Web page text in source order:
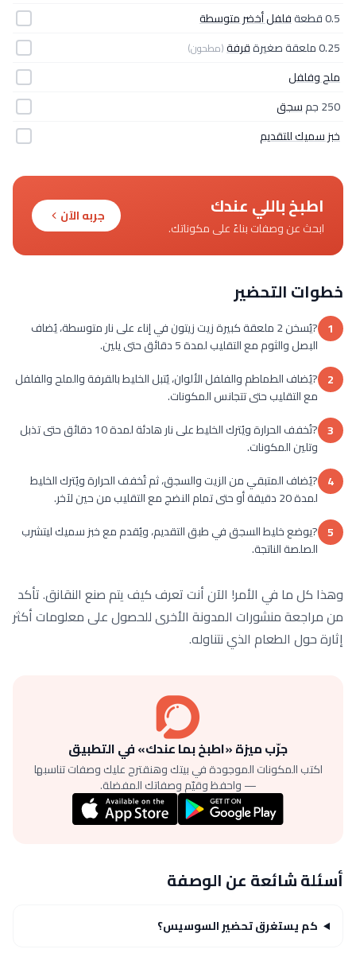
0.5 قطعة
فلفل أخضر متوسطة
0.25 ملعقة صغيرة
قرفة(مطحون)
ملح وفلفل
250 جم
سجق
خبز سميك للتقديم
اطبخ باللي عندك
ابحث عن وصفات بناءً على مكوناتك.
جربه الآن
خطوات التحضير
1
?يُسخن 2 ملعقة كبيرة زيت زيتون في إناء على نار متوسطة، يُضاف
البصل والثوم مع التقليب لمدة 5 دقائق حتى يلين.
2 ?يُضاف الطماطم والفلفل الألوان، يُتبل الخليط بالقرفة والملح والفلفل
مع التقليب حتى تتجانس المكونات.
3
?تُخفف الحرارة ويُترك الخليط على نار هادئة لمدة 10 دقائق حتى تذبل
وتلين المكونات.
4 ?يُضاف المتبقي من الزيت والسجق، ثم تُخفف الحرارة ويُترك الخليط
لمدة 20 دقيقة أو حتى تمام النضج مع التقليب من حين لآخر.
5 ?يوضع خليط السجق في طبق التقديم، ويُقدم مع خبز سميك ليتشرب
الصلصة الناتجة.
وهذا كل ما في الأمر! الآن أنت تعرف كيف يتم صنع النقانق. تأكد
من مراجعة منشورات المدونة الأخرى للحصول على معلومات أكثر
إثارة حول الطعام الذي نتناوله.
جرّب ميزة «اطبخ بما عندك» في التطبيق
اكتب المكونات الموجودة في بيتك وهنقترح عليك وصفات تناسبها
— واحفظ وقيّم وصفاتك المفضلة.
أسئلة شائعة عن الوصفة
كم يستغرق تحضير السوسيس؟